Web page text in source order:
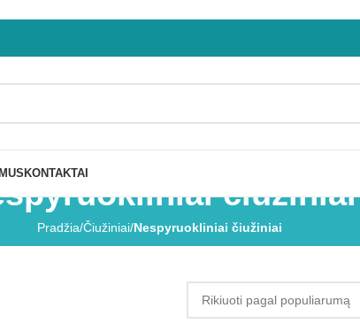
KONTAKTAI
čiužiniai
Pradžia/Čiužiniai/Nespyruokliniai čiužiniai